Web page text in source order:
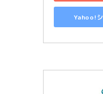
Yahoo!